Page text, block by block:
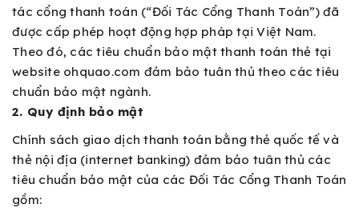
tác cổng thanh toán (“Đối Tác Cổng Thanh Toán”) đã
được cấp phép hoạt động hợp pháp tại Việt Nam.
Theo đó, các tiêu chuẩn bảo mật thanh toán thẻ tại
website ohquao.com đảm bảo tuân thủ theo các tiêu
chuẩn bảo mật ngành.
2. Quy định bảo mật
Chính sách giao dịch thanh toán bằng thẻ quốc tế và
thẻ nội địa (internet banking) đảm bảo tuân thủ các
tiêu chuẩn bảo mật của các Đối Tác Cổng Thanh Toán
gồm: